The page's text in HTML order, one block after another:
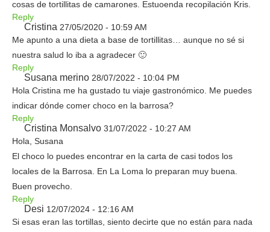
cosas de tortillitas de camarones. Estuoenda recopilación Kris.
Reply
Cristina 27/05/2020 - 10:59 AM
Me apunto a una dieta a base de tortillitas… aunque no sé si
nuestra salud lo iba a agradecer 🙂
Reply
Susana merino 28/07/2022 - 10:04 PM
Hola Cristina me ha gustado tu viaje gastronómico. Me puedes
indicar dónde comer choco en la barrosa?
Reply
Cristina Monsalvo 31/07/2022 - 10:27 AM
Hola, Susana
El choco lo puedes encontrar en la carta de casi todos los
locales de la Barrosa. En La Loma lo preparan muy buena.
Buen provecho.
Reply
Desi 12/07/2024 - 12:16 AM
Si esas eran las tortillas, siento decirte que no están para nada